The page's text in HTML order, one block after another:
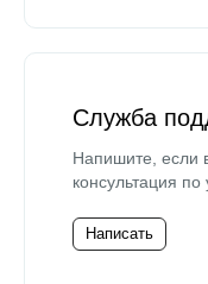
Служба
Напишите, если
консультация по
Написать